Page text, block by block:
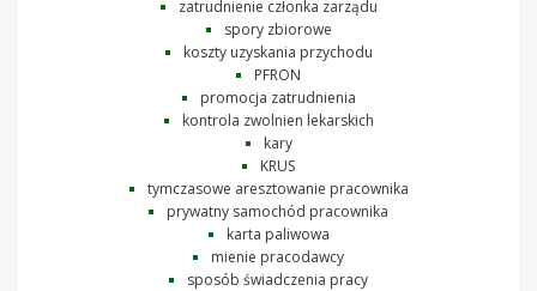
zatrudnienie członka zarządu
spory zbiorowe
koszty uzyskania przychodu
PFRON
promocja zatrudnienia
kontrola zwolnien lekarskich
kary
KRUS
tymczasowe aresztowanie pracownika
prywatny samochód pracownika
karta paliwowa
mienie pracodawcy
sposób świadczenia pracy